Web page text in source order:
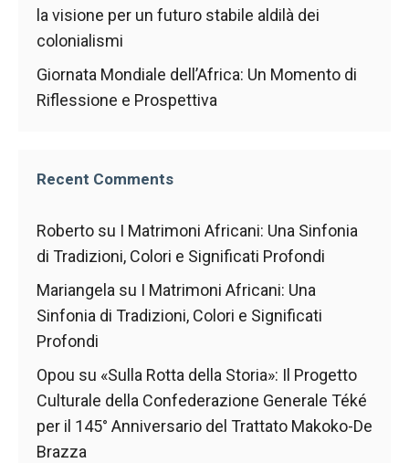
la visione per un futuro stabile aldilà dei
colonialismi
Giornata Mondiale dell’Africa: Un Momento di
Riflessione e Prospettiva
Recent Comments
Roberto su I Matrimoni Africani: Una Sinfonia
di Tradizioni, Colori e Significati Profondi
Mariangela su I Matrimoni Africani: Una
Sinfonia di Tradizioni, Colori e Significati
Profondi
Opou su «Sulla Rotta della Storia»: Il Progetto
Culturale della Confederazione Generale Téké
per il 145° Anniversario del Trattato Makoko-De
Brazza